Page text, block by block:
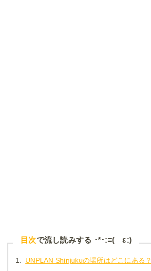
目次で流し読みする ･*･:≡( ε:)
1. UNPLAN Shinjukuの場所はどこにある？